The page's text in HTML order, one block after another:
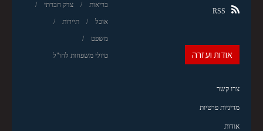
בריאות צדק חברתי
אוכל תיירות
משפט
טיולי משפחות לחו"ל
RSS
אודות ועזרה
צרו קשר
מדיניות פרטיות
אודות